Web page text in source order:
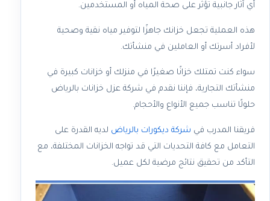
أي آثار جانبية تؤثر على صحة المياه أو المستخدمين.
هذه العملية تجعل خزانك جاهزًا لتوفير مياه نقية وصحية
لأفراد أسرتك أو العاملين في منشأتك.
سواء كنت تمتلك خزانًا صغيرًا في منزلك أو خزانات كبيرة في
منشأتك التجارية، فإننا نقدم في شركة عزل خزانات بالرياض
حلولًا تناسب جميع الأنواع والأحجام.
فريقنا المدرب في شركة ديكورات بالرياض لديه القدرة على
التعامل مع كافة التحديات التي قد تواجه الخزانات المختلفة، مع
التأكد من تحقيق نتائج مرضية لكل عميل.